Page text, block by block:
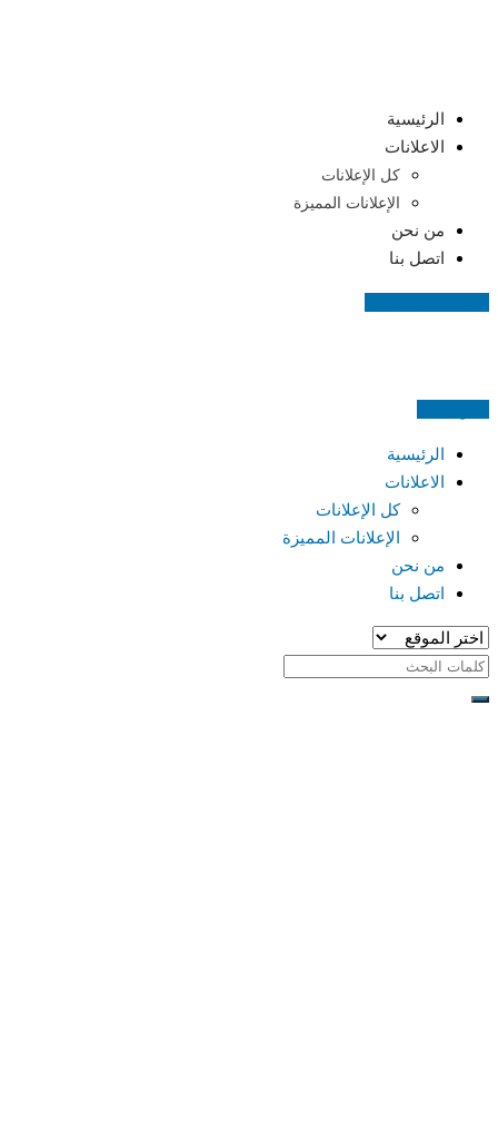
الرئيسية
الاعلانات
كل الإعلانات
الإعلانات المميزة
من نحن
اتصل بنا
الرئيسية
الاعلانات
كل الإعلانات
الإعلانات المميزة
من نحن
اتصل بنا